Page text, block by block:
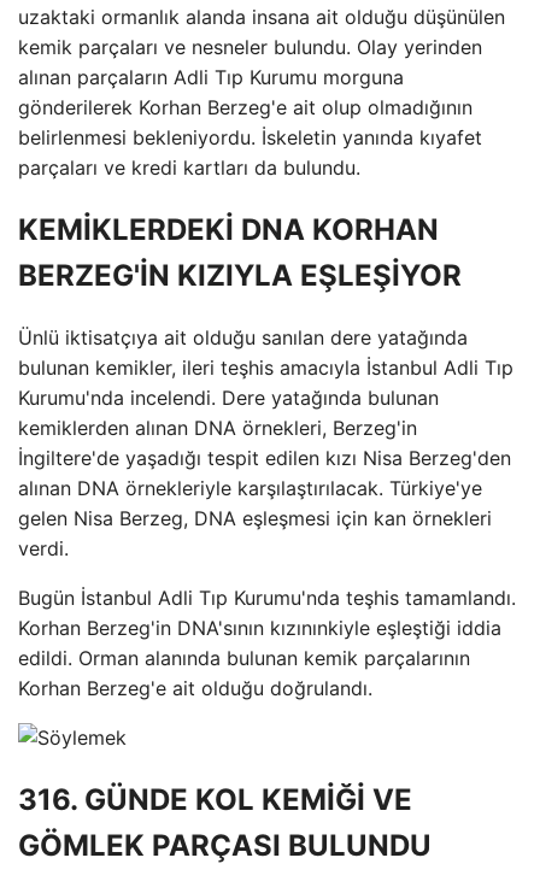
uzaktaki ormanlık alanda insana ait olduğu düşünülen
kemik parçaları ve nesneler bulundu. Olay yerinden
alınan parçaların Adli Tıp Kurumu morguna
gönderilerek Korhan Berzeg'e ait olup olmadığının
belirlenmesi bekleniyordu. İskeletin yanında kıyafet
parçaları ve kredi kartları da bulundu.
KEMİKLERDEKİ DNA KORHAN
BERZEG'İN KIZIYLA EŞLEŞİYOR
Ünlü iktisatçıya ait olduğu sanılan dere yatağında
bulunan kemikler, ileri teşhis amacıyla İstanbul Adli Tıp
Kurumu'nda incelendi. Dere yatağında bulunan
kemiklerden alınan DNA örnekleri, Berzeg'in
İngiltere'de yaşadığı tespit edilen kızı Nisa Berzeg'den
alınan DNA örnekleriyle karşılaştırılacak. Türkiye'ye
gelen Nisa Berzeg, DNA eşleşmesi için kan örnekleri
verdi.
Bugün İstanbul Adli Tıp Kurumu'nda teşhis tamamlandı.
Korhan Berzeg'in DNA'sının kızınınkiyle eşleştiği iddia
edildi. Orman alanında bulunan kemik parçalarının
Korhan Berzeg'e ait olduğu doğrulandı.
316. GÜNDE KOL KEMİĞİ VE
GÖMLEK PARÇASI BULUNDU